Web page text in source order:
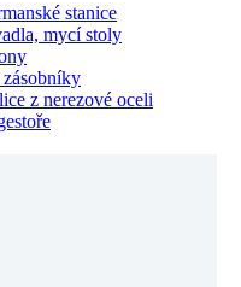
stanice
mycí stoly
z nerezové oceli